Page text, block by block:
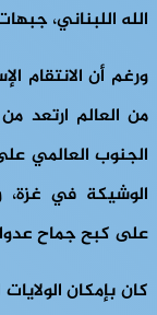
الله اللبناني،
ورغم أن الانتقام
من العالم ارتعد
الجنوب العالمي
الوشيكة في غزة،
على كبح جماح
كان بإمكان